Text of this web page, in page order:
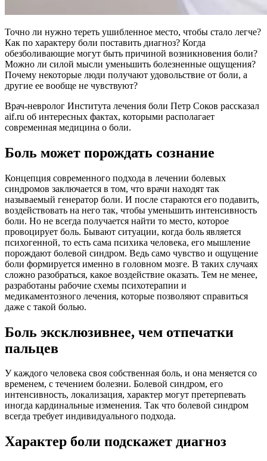
Точно ли нужно тереть ушибленное место, чтобы стало легче?
Как по характеру боли поставить диагноз? Когда
обезболивающие могут быть причиной возникновения боли?
Можно ли силой мысли уменьшить болезненные ощущения?
Почему некоторые люди получают удовольствие от боли, а
другие ее вообще не чувствуют?
Врач-невролог Института лечения боли Петр Соков рассказал
aif.ru об интересных фактах, которыми располагает
современная медицина о боли.
Боль может порождать сознание
Концепция современного подхода в лечении болевых
синдромов заключается в том, что врачи находят так
называемый генератор боли. И после стараются его подавить,
воздействовать на него так, чтобы уменьшить интенсивность
боли. Но не всегда получается найти то место, которое
провоцирует боль. Бывают ситуации, когда боль является
психогенной, то есть сама психика человека, его мышление
порождают болевой синдром. Ведь само чувство и ощущение
боли формируется именно в головном мозге. В таких случаях
сложно разобраться, какое воздействие оказать. Тем не менее,
разработаны рабочие схемы психотерапии и
медикаментозного лечения, которые позволяют справиться
даже с такой болью.
Боль эксклюзивнее, чем отпечатки
пальцев
У каждого человека своя собственная боль, и она меняется со
временем, с течением болезни. Болевой синдром, его
интенсивность, локализация, характер могут претерпевать
иногда кардинальные изменения. Так что болевой синдром
всегда требует индивидуального подхода.
Характер боли подскажет диагноз